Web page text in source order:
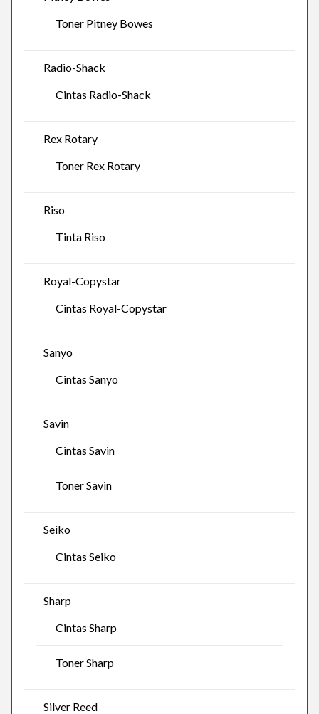
Toner Pitney Bowes
Radio-Shack
Cintas Radio-Shack
Rex Rotary
Toner Rex Rotary
Riso
Tinta Riso
Royal-Copystar
Cintas Royal-Copystar
Sanyo
Cintas Sanyo
Savin
Cintas Savin
Toner Savin
Seiko
Cintas Seiko
Sharp
Cintas Sharp
Toner Sharp
Silver Reed